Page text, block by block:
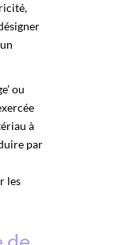
ou
à
par
les